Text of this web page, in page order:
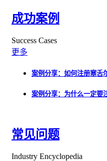
成功案例
Success Cases
更多
案例分享：如何注册塞舌
案例分享：为什么一定要
常见问题
Industry Encyclopedia